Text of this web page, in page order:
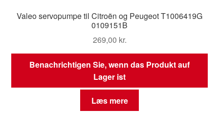
Valeo servopumpe til Citroën og Peugeot T1006419G
0109151B
269,00 kr.
Benachrichtigen Sie, wenn das Produkt auf
Lager ist
Læs mere